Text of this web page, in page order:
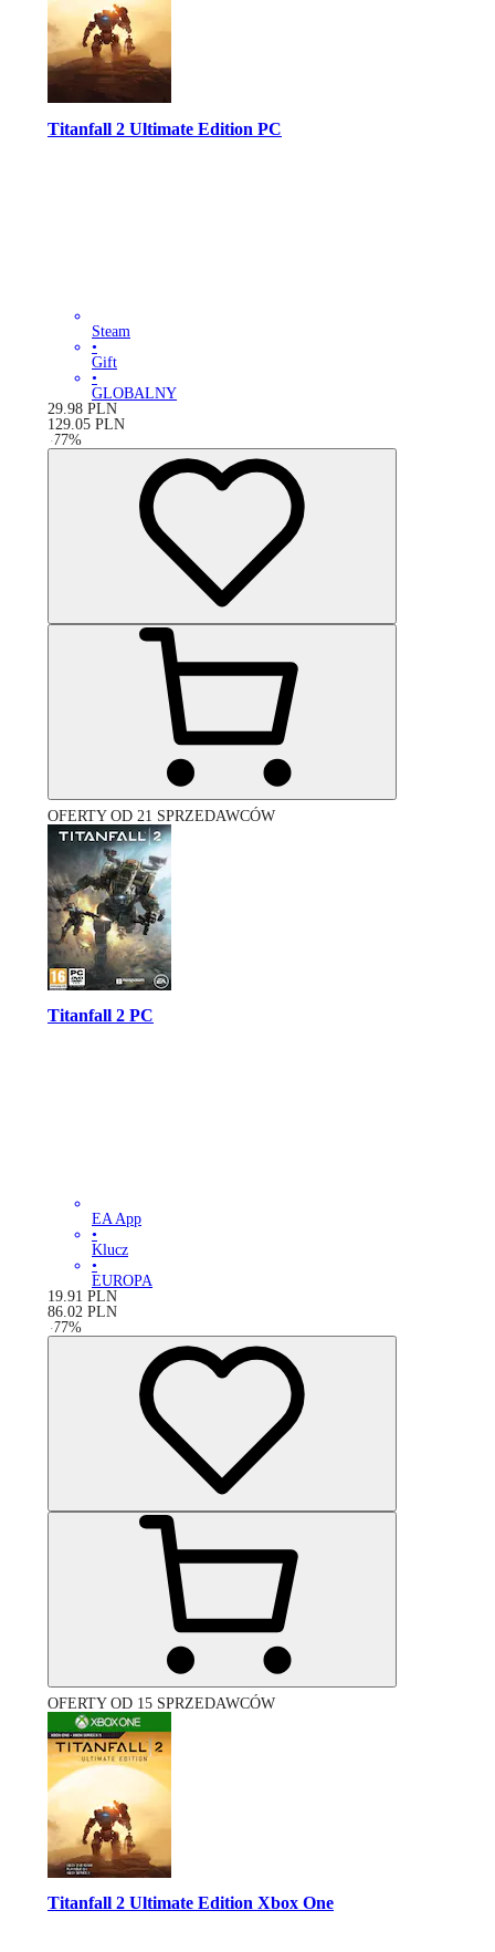
Titanfall 2 Ultimate Edition PC
Steam
•
Gift
•
GLOBALNY
29.98 PLN
129.05 PLN
-77%
OFERTY OD 21 SPRZEDAWCÓW
Titanfall 2 PC
EA App
•
Klucz
•
EUROPA
19.91 PLN
86.02 PLN
-77%
OFERTY OD 15 SPRZEDAWCÓW
Titanfall 2 Ultimate Edition Xbox One